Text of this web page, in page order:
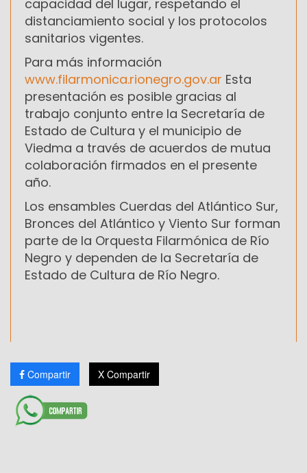
capacidad del lugar, respetando el
distanciamiento social y los protocolos
sanitarios vigentes.
Para más información
www.filarmonica.rionegro.gov.ar Esta
presentación es posible gracias al
trabajo conjunto entre la Secretaría de
Estado de Cultura y el municipio de
Viedma a través de acuerdos de mutua
colaboración firmados en el presente
año.
Los ensambles Cuerdas del Atlántico Sur,
Bronces del Atlántico y Viento Sur forman
parte de la Orquesta Filarmónica de Río
Negro y dependen de la Secretaría de
Estado de Cultura de Río Negro.
Compartir X Compartir